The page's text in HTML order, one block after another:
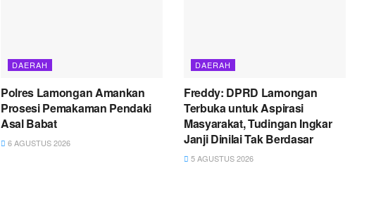
DAERAH
Polres Lamongan Amankan
Prosesi Pemakaman Pendaki
Asal Babat
6 AGUSTUS 2026
DAERAH
Freddy: DPRD Lamongan
Terbuka untuk Aspirasi
Masyarakat, Tudingan Ingkar
Janji Dinilai Tak Berdasar
5 AGUSTUS 2026